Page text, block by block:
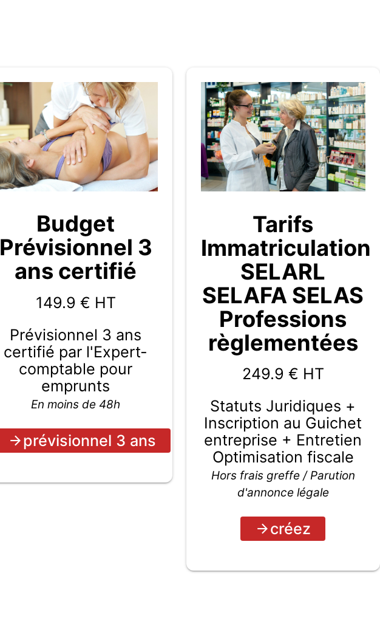
Budget
Prévisionnel 3
ans certifié
149.9 € HT
Prévisionnel 3 ans
certifié par l'Expert-
comptable pour
emprunts
En moins de 48h
prévisionnel 3 ans
Tarifs
Immatriculation
SELARL
SELAFA SELAS
Professions
règlementées
249.9 € HT
Statuts Juridiques +
Inscription au Guichet
entreprise + Entretien
Optimisation fiscale
Hors frais greffe / Parution
d'annonce légale
créez